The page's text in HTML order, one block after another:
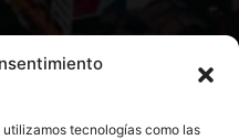
tecnologías como las